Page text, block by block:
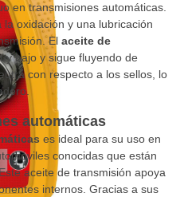
en transmisiones automáticas.
oxidación y una lubricación
El aceite de
bajo y sigue fluyendo de
con respecto a los sellos, lo
automáticas
es ideal para su uso en
conocidas que están
aceite de transmisión apoya
internos. Gracias a sus